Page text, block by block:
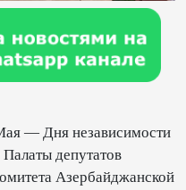
— Дня независимости
депутатов
Азербайджанской